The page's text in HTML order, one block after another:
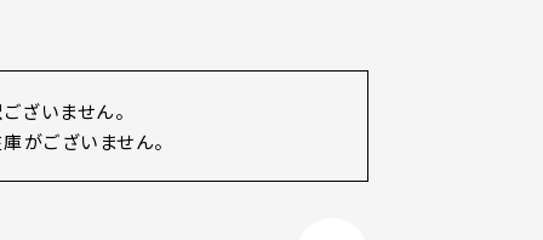
ざいません。
がございません。